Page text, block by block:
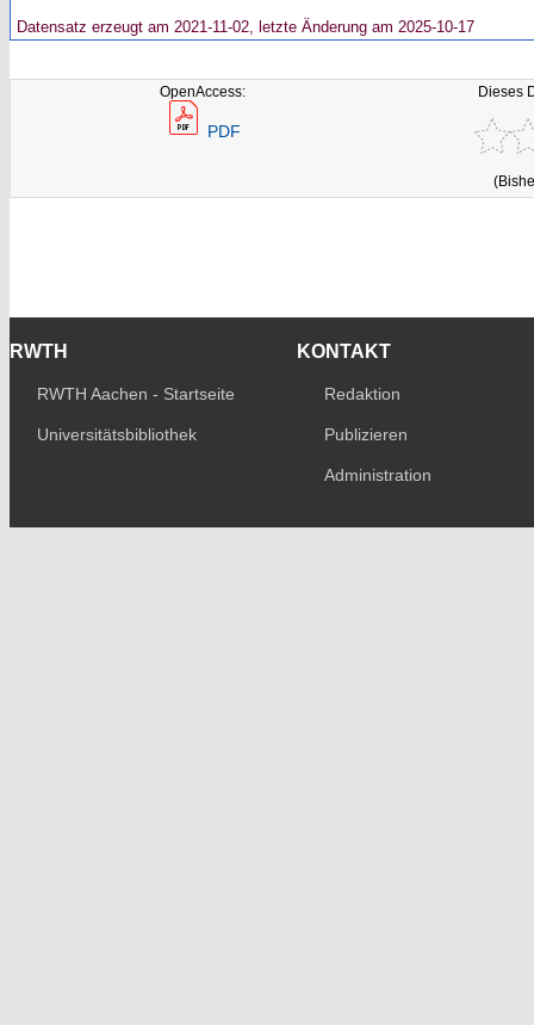
Datensatz erzeugt am 2021-11-02, letzte Änderung am 2025-10-17
OpenAccess:
PDF
Dieses
RWTH
RWTH Aachen - Startseite
Universitätsbibliothek
KONTAKT
Redaktion
Publizieren
Administration